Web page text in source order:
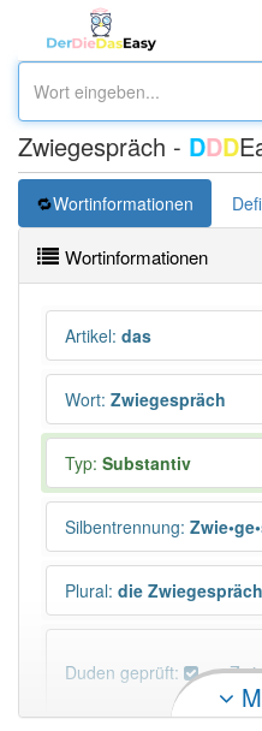
Zwiegespräch - DDD
Wortinformationen
Wortinformationen
Artikel: das
Wort: Zwiegespräch
Typ: Substantiv
Silbentrennung:
Plural: die
Duden geprüft: